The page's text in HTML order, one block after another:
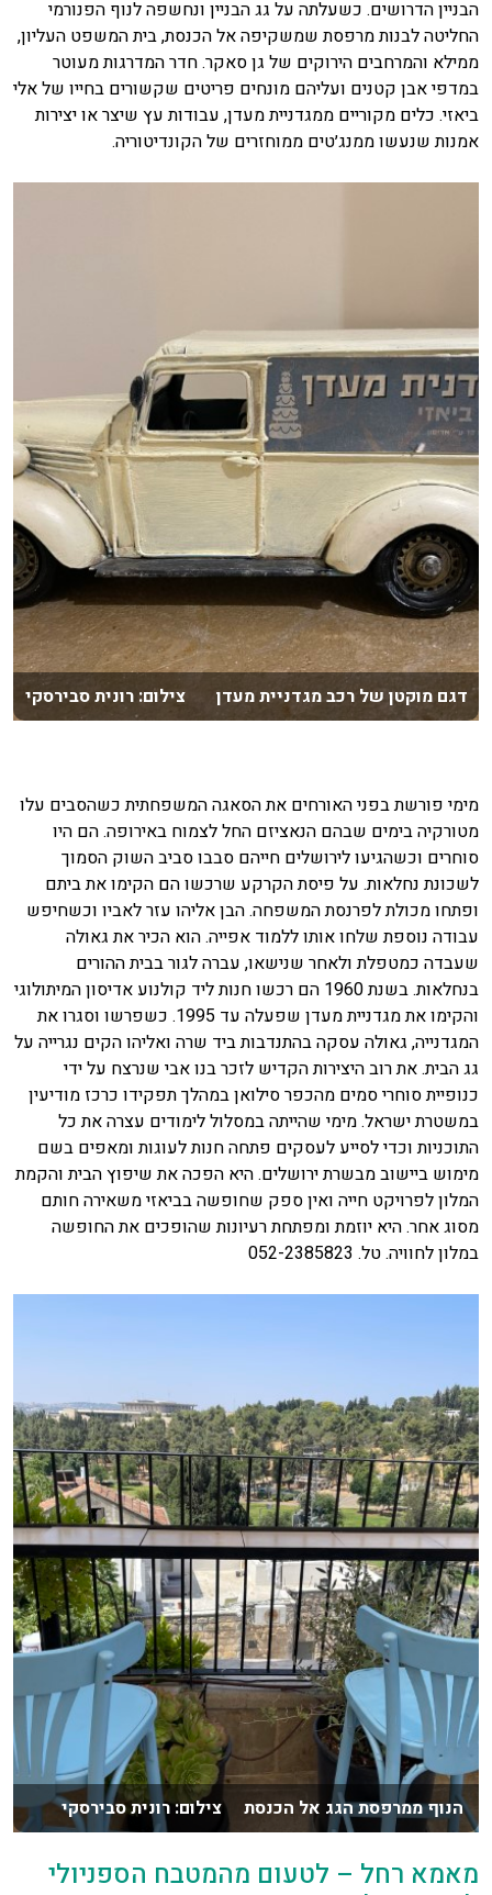
הבניין הדרושים. כשעלתה על גג הבניין ונחשפה לנוף הפנורמי
החליטה לבנות מרפסת שמשקיפה אל הכנסת, בית המשפט העליון,
ממילא והמרחבים הירוקים של גן סאקר. חדר המדרגות מעוטר
במדפי אבן קטנים ועליהם מונחים פריטים שקשורים בחייו של אלי
ביאזי. כלים מקוריים ממגדניית מעדן, עבודות עץ שיצר או יצירות
אמנות שנעשו ממנג׳טים ממוחזרים של הקונדיטוריה.
דגם מוקטן של רכב מגדניית מעדן צילום: רונית סבירסקי
מימי פורשת בפני האורחים את הסאגה המשפחתית כשהסבים עלו
מטורקיה בימים שבהם הנאציזם החל לצמוח באירופה. הם היו
סוחרים וכשהגיעו לירושלים חייהם סבבו סביב השוק הסמוך
לשכונת נחלאות. על פיסת הקרקע שרכשו הם הקימו את ביתם
ופתחו מכולת לפרנסת המשפחה. הבן אליהו עזר לאביו וכשחיפש
עבודה נוספת שלחו אותו ללמוד אפייה. הוא הכיר את גאולה
שעבדה כמטפלת ולאחר שנישאו, עברה לגור בבית ההורים
בנחלאות. בשנת 1960 הם רכשו חנות ליד קולנוע אדיסון המיתולוגי
והקימו את מגדניית מעדן שפעלה עד 1995. כשפרשו וסגרו את
המגדנייה, גאולה עסקה בהתנדבות ביד שרה ואליהו הקים נגרייה על
גג הבית. את רוב היצירות הקדיש לזכר בנו אבי שנרצח על ידי
כנופיית סוחרי סמים מהכפר סילואן במהלך תפקידו כרכז מודיעין
במשטרת ישראל. מימי שהייתה במסלול לימודים עצרה את כל
התוכניות וכדי לסייע לעסקים פתחה חנות לעוגות ומאפים בשם
מימוש ביישוב מבשרת ירושלים. היא הפכה את שיפוץ הבית והקמת
המלון לפרויקט חייה ואין ספק שחופשה בביאזי משאירה חותם
מסוג אחר. היא יוזמת ומפתחת רעיונות שהופכים את החופשה
במלון לחוויה. טל. 052-2385823
הנוף ממרפסת הגג אל הכנסת צילום: רונית סבירסקי
מאמא רחל – לטעום מהמטבח הספניולי